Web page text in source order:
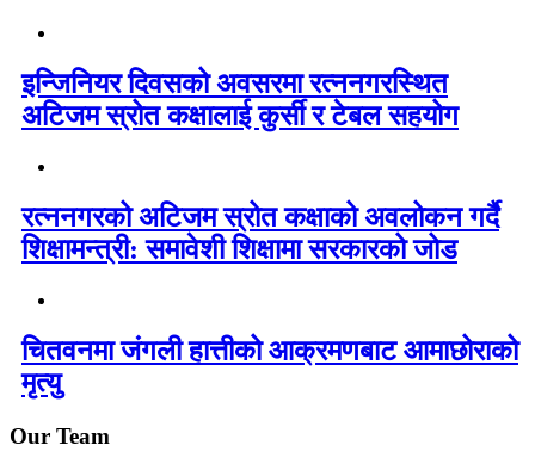
इन्जिनियर दिवसको अवसरमा रत्ननगरस्थित
अटिजम स्रोत कक्षालाई कुर्सी र टेबल सहयोग
रत्ननगरको अटिजम स्रोत कक्षाको अवलोकन गर्दै
शिक्षामन्त्री: समावेशी शिक्षामा सरकारको जोड
चितवनमा जंगली हात्तीको आक्रमणबाट आमाछोराको
मृत्यु
Our Team